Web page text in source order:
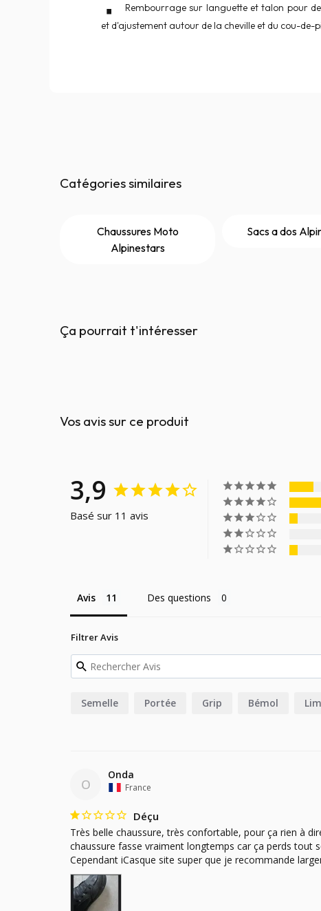
Rembourrage sur languette et talon pour
et d'ajustement autour de la cheville et du cou-de-
Catégories similaires
Chaussures Moto
Alpinestars
Sacs a dos
Ça pourrait t'intéresser
Vos avis sur ce produit
3,9
Basé sur 11 avis
Avis Des questions
Filtrer Avis
Semelle Portée Grip Bémol
O
Onda
France
Déçu
Très belle chaussure, très confortable, pour ça rien à
chaussure fasse vraiment longtemps car ça perds